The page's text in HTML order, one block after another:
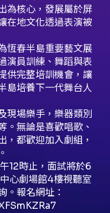
為核心，發展屬於屏
在地文化透過表演被
春半島重要藝文展
演員訓練、舞蹈與表
供完整培訓機會，讓
島培養下一代舞台人
場樂手，樂器類別
。無論是喜歡唱歌、
，都歡迎加入劇組，
時止，面試將於6
心劇場館4樓視聽室
。報名網址：